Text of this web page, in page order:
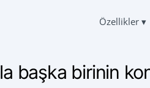
Özellikler ▾
Başkalarının Sıkça
中文
başka birinin